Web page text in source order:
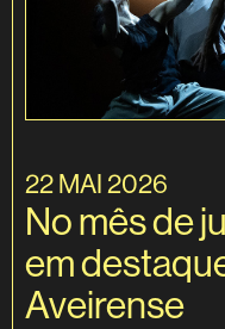
22 MAI 2026
No mês de
em
Aveirense